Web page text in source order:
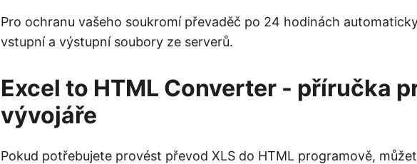
Pro ochranu vašeho soukromí převaděč po 24 hodinách
vstupní a výstupní soubory ze serverů.
Excel to HTML Converter - příručka
vývojáře
Pokud potřebujete provést převod XLS do HTML programově,